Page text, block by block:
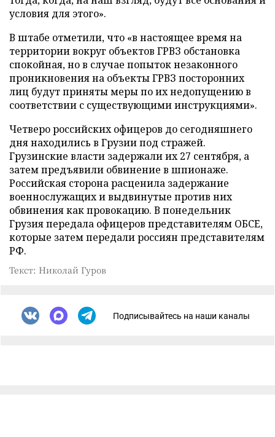
условия для этого».
В штабе отметили, что «в настоящее время на
территории вокруг объектов ГРВЗ обстановка
спокойная, но в случае попыток незаконного
проникновения на объекты ГРВЗ посторонних
лиц будут приняты меры по их недопущению в
соответствии с существующими инструкциями».
Четверо российских офицеров до сегодняшнего
дня находились в Грузии под стражей.
Грузинские власти задержали их 27 сентября, а
затем предъявили обвинение в шпионаже.
Российская сторона расценила задержание
военнослужащих и выдвинутые против них
обвинения как провокацию. В понедельник
Грузия передала офицеров представителям ОБСЕ,
которые затем передали россиян представителям
РФ.
Текст: Николай Гуров
Подписывайтесь на наши каналы